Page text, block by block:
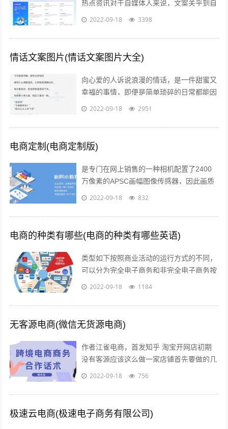
热点资讯对于自媒体人来说，文案关乎到自
己的流量问题而自己的写作方向和文案编辑
2022-09-18 3398
情话文案图片(情话文案图片大全)
向心爱的人诉说浪漫的情话，是一件甜蜜又
幸福的事情，即便是简单琐碎的日常都能因
此变得粉红起来下面就给大家分享一些简短
2022-09-18 2951
电商定制(电商定制版)
是专门在网上销售的一种相机配置了2400
万像素的APSC画幅图像传感器，因此画质
上的表现是令人信服的相位检测和对比度检
2022-09-18 832
电商的种类有哪些(电商的种类有哪些英语)
类型如下按照商业活动的运行方式的不同，
可以分为完全电子商务和非完全电子商务按
照商务活动的内容的不同，可以分为间接电
2022-09-18 1184
无客源电商(微信无货源电商)
作者江雀电商，首发知乎 淘宝开网店初期
没有客源应该这么做一家店铺首先要做的几
点第一步产品上架 第二步店铺装修 第三步
2022-09-18 756
极速云电商(极速电子商务有限公司)